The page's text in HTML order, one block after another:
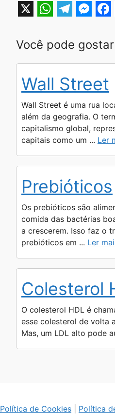
h
a
s
A
p
p
e
l
g
r
a
m
e
s
e
n
g
e
r
a
c
b
o
o
k
Você pode
Wall Street
Wall Street é uma rua
além da geografia. O
capitalismo global,
capitais como um ... Ler
Prebióticos
Os prebióticos são
comida das bactérias
a crescerem. Isso faz o
prebióticos em ... Ler
Colesterol
O colesterol HDL é
esse colesterol de volta
Mas, um LDL alto pode
Política de Cookies Política